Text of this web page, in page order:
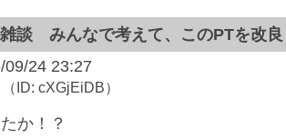
談 みんなで考えて、このPTを改
09/24 23:27
（ID: cXGjEiDB）
か！？